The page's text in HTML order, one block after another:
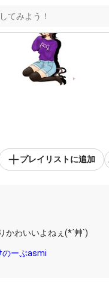
プレイリストに追加
かわいいよねぇ(*´艸`)
のーぷasmi